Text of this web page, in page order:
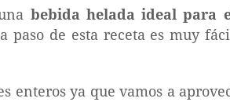
bebida helada ideal para
paso de esta receta es muy
enteros ya que vamos a